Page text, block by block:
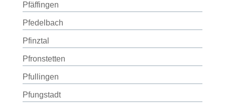
Pfäffingen
Pfedelbach
Pfinztal
Pfronstetten
Pfullingen
Pfungstadt